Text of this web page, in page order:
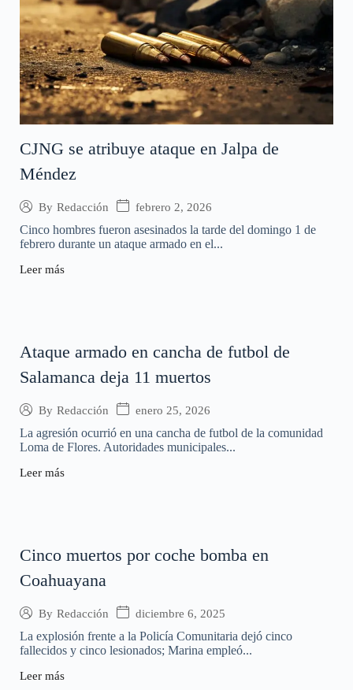
CJNG se atribuye ataque en Jalpa de
Méndez
By Redacción febrero 2, 2026
Cinco hombres fueron asesinados la tarde del domingo 1 de
febrero durante un ataque armado en el...
Leer más
Ataque armado en cancha de futbol de
Salamanca deja 11 muertos
By Redacción enero 25, 2026
La agresión ocurrió en una cancha de futbol de la comunidad
Loma de Flores. Autoridades municipales...
Leer más
Cinco muertos por coche bomba en
Coahuayana
By Redacción diciembre 6, 2025
La explosión frente a la Policía Comunitaria dejó cinco
fallecidos y cinco lesionados; Marina empleó...
Leer más